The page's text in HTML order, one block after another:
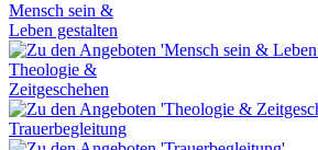
Mensch sein &
Leben gestalten
Theologie &
Zeitgeschehen
Trauerbegleitung